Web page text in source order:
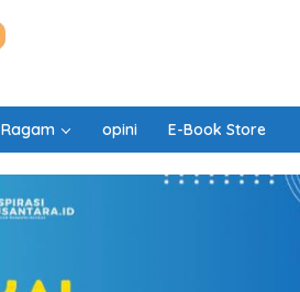
Ragam opini E-Book Store